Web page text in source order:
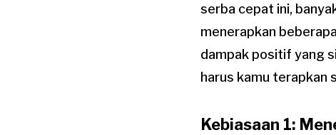
serba cepat ini,
menerapkan
dampak positif yang
harus kamu terapkan
Kebiasaan 1: